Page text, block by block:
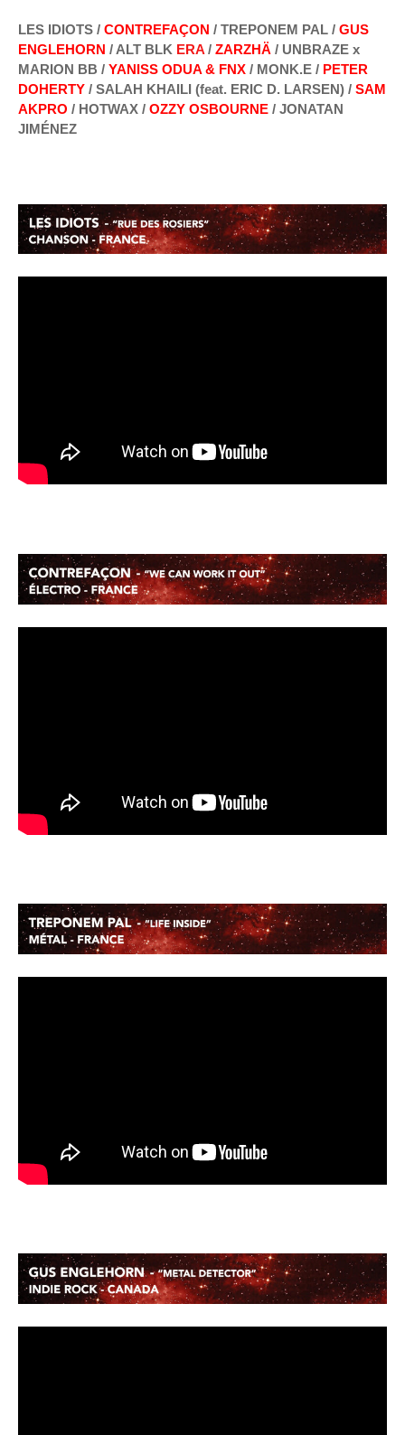
LES IDIOTS / CONTREFAÇON / TREPONEM PAL / GUS
ENGLEHORN / ALT BLK ERA / ZARZHÄ / UNBRAZE x
MARION BB / YANISS ODUA & FNX / MONK.E / PETER
DOHERTY / SALAH KHAILI (feat. ERIC D. LARSEN) / SAM
AKPRO / HOTWAX / OZZY OSBOURNE / JONATAN
JIMÉNEZ